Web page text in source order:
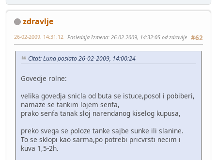
zdravlje
#62
26-02-2009, 14:31:12 Poslednja Izmena: 26-02-2009, 14:32:05 od zdravlje
Citat: Luna poslato 26-02-2009, 14:00:24
Govedje rolne:
velika govedja snicla od buta se istuce,posol i pobiberi,
namaze se tankim lojem senfa,
prako senfa tanak sloj narendanog kiselog kupusa,
preko svega se poloze tanke sajbe sunke ili slanine.
To se sklopi kao sarma,po potrebi pricvrsti necim i
kuva 1,5-2h.